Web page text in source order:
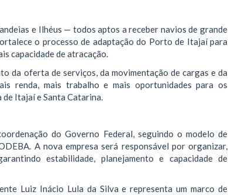
e Ilhéus — todos aptos a receber navios de grande
o processo de adaptação do Porto de Itajaí para
capacidade de atracação.
da oferta de serviços, da movimentação de cargas e da
renda, mais trabalho e mais oportunidades para os
Itajaí e Santa Catarina.
do Governo Federal, seguindo o modelo de
A nova empresa será responsável por organizar,
estabilidade, planejamento e capacidade de
Luiz Inácio Lula da Silva e representa um marco de